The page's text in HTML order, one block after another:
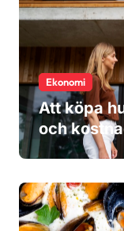
Ekonomi
Att köpa
och